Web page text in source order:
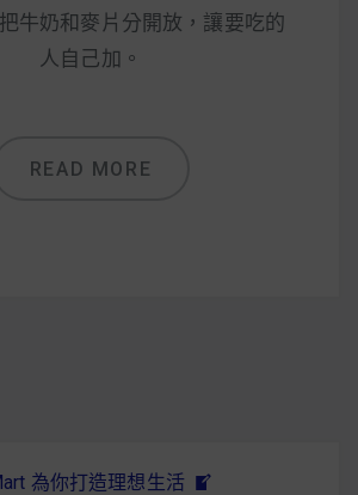
建議
典健身疑問，不要再被這些問題困擾
牛奶和麥片分開放，讓要吃的
人自己加。
READ MORE
為你打造理想生活